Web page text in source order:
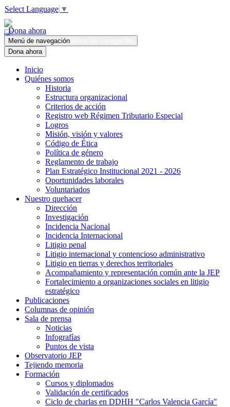
Select Language ▼
Dona ahora
Menú de navegación
Dona ahora
Inicio
Quiénes somos
Historia
Estructura organizacional
Criterios de acción
Registro web Régimen Tributario Especial
Logros
Misión, visión y valores
Código de Ética
Política de género
Reglamento de trabajo
Plan Estratégico Institucional 2021 - 2026
Oportunidades laborales
Voluntariados
Nuestro quehacer
Dirección
Investigación
Incidencia Nacional
Incidencia Internacional
Litigio penal
Litigio internacional y contencioso administrativo
Litigio en tierras y derechos territoriales
Acompañamiento y representación común ante la JEP
Fortalecimiento a organizaciones sociales en litigio
estratégico
Publicaciones
Columnas de opinión
Sala de prensa
Noticias
Infografías
Puntos de vista
Observatorio JEP
Tejiendo memoria
Formación
Cursos y diplomados
Validación de certificados
Ciclo de charlas en DDHH "Carlos Valencia García"